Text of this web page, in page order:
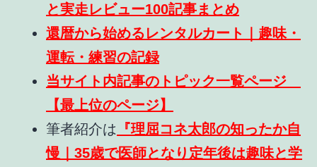
と実走レビュー100記事まとめ
還暦から始めるレンタルカート｜趣味・
運転・練習の記録
当サイト内記事のトピック一覧ページ
【最上位のページ】
筆者紹介は 『理屈コネ太郎の知ったか自
慢｜35歳で医師となり定年後は趣味と学